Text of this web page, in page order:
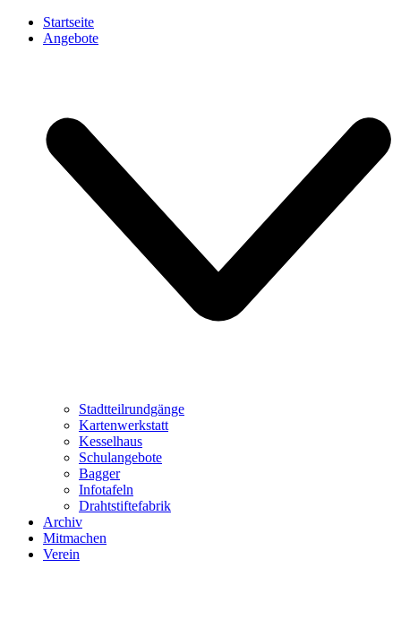
Startseite
Angebote
Stadtteilrundgänge
Kartenwerkstatt
Kesselhaus
Schulangebote
Bagger
Infotafeln
Drahtstiftefabrik
Archiv
Mitmachen
Verein